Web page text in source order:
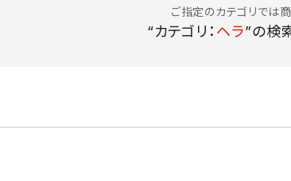
ご指定のカテゴリでは
“カテゴリ： ヘラ”の検